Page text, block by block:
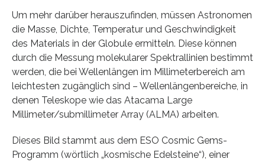
Um mehr darüber herauszufinden, müssen Astronomen
die Masse, Dichte, Temperatur und Geschwindigkeit
des Materials in der Globule ermitteln. Diese können
durch die Messung molekularer Spektrallinien bestimmt
werden, die bei Wellenlängen im Millimeterbereich am
leichtesten zugänglich sind – Wellenlängenbereiche, in
denen Teleskope wie das Atacama Large
Millimeter/submillimeter Array (ALMA) arbeiten.
Dieses Bild stammt aus dem ESO Cosmic Gems-
Programm (wörtlich „kosmische Edelsteine“), einer